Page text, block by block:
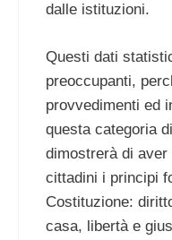
dalle istituzioni.
Questi dati
preoccupanti,
provvedimenti ed
questa categoria
dimostrerà di
cittadini i principi
Costituzione:
casa, libertà e